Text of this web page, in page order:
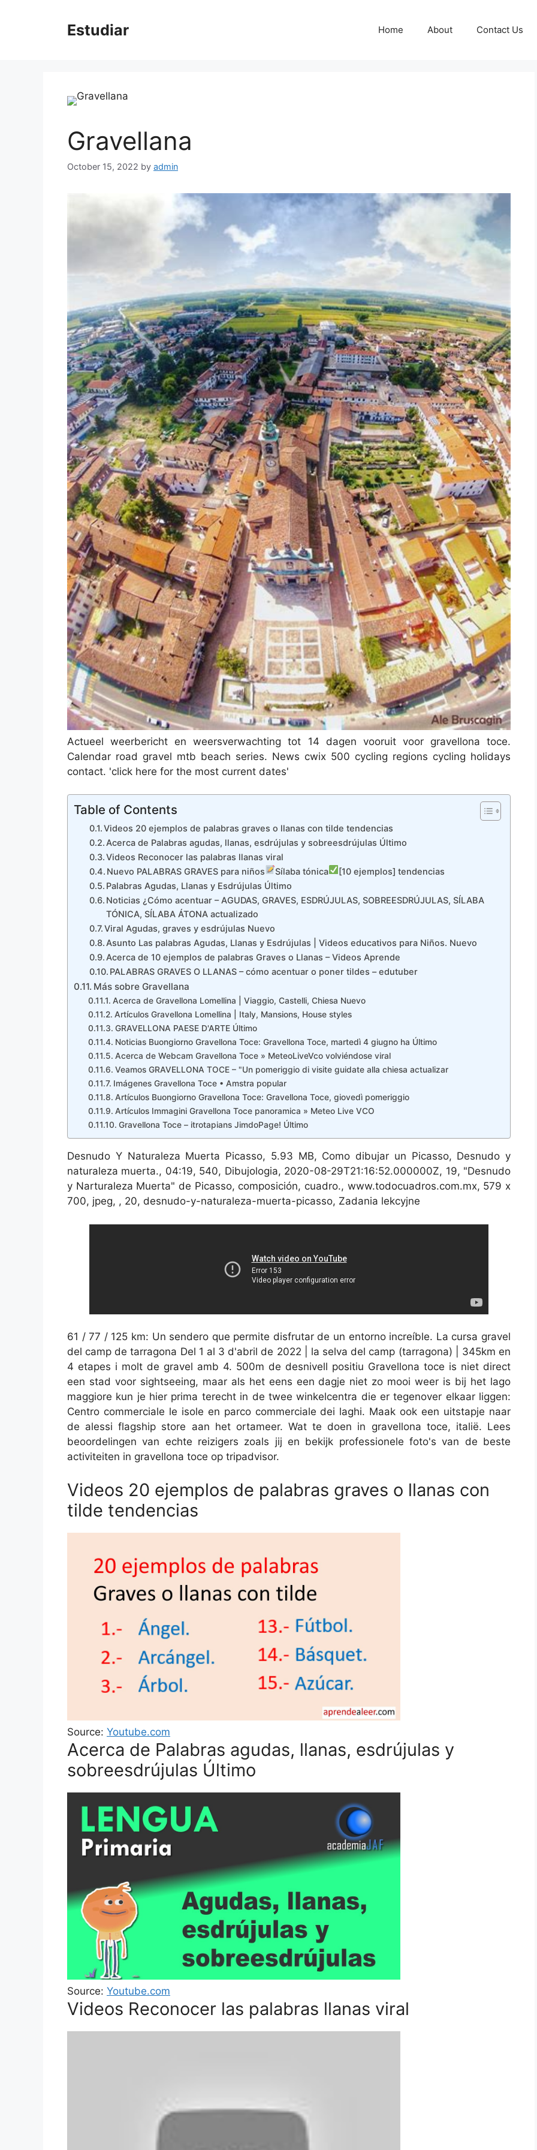
Estudiar Home About Contact Us
Gravellana
October 15, 2022 by admin
Actueel weerbericht en weersverwachting tot 14 dagen vooruit voor gravellona toce.
Calendar road gravel mtb beach series. News cwix 500 cycling regions cycling holidays
contact. 'click here for the most current dates'
Table of Contents
Videos 20 ejemplos de palabras graves o llanas con tilde tendencias
Acerca de Palabras agudas, llanas, esdrújulas y sobreesdrújulas Último
Videos Reconocer las palabras llanas viral
Nuevo PALABRAS GRAVES para niños
Sílaba tónica
[10 ejemplos] tendencias
Palabras Agudas, Llanas y Esdrújulas Último
Noticias ¿Cómo acentuar – AGUDAS, GRAVES, ESDRÚJULAS, SOBREESDRÚJULAS, SÍLABA
TÓNICA, SÍLABA ÁTONA actualizado
Viral Agudas, graves y esdrújulas Nuevo
Asunto Las palabras Agudas, Llanas y Esdrújulas | Videos educativos para Niños. Nuevo
Acerca de 10 ejemplos de palabras Graves o Llanas – Videos Aprende
PALABRAS GRAVES O LLANAS – cómo acentuar o poner tildes – edutuber
Más sobre Gravellana
Acerca de Gravellona Lomellina | Viaggio, Castelli, Chiesa Nuevo
Artículos Gravellona Lomellina | Italy, Mansions, House styles
GRAVELLONA PAESE D'ARTE Último
Noticias Buongiorno Gravellona Toce: Gravellona Toce, martedì 4 giugno ha Último
Acerca de Webcam Gravellona Toce » MeteoLiveVco volviéndose viral
Veamos GRAVELLONA TOCE – "Un pomeriggio di visite guidate alla chiesa actualizar
Imágenes Gravellona Toce • Amstra popular
Artículos Buongiorno Gravellona Toce: Gravellona Toce, giovedì pomeriggio
Artículos Immagini Gravellona Toce panoramica » Meteo Live VCO
Gravellona Toce – itrotapians JimdoPage! Último
Desnudo Y Naturaleza Muerta Picasso, 5.93 MB, Como dibujar un Picasso, Desnudo y
naturaleza muerta., 04:19, 540, Dibujologia, 2020-08-29T21:16:52.000000Z, 19, "Desnudo
y Narturaleza Muerta" de Picasso, composición, cuadro., www.todocuadros.com.mx, 579 x
700, jpeg, , 20, desnudo-y-naturaleza-muerta-picasso, Zadania lekcyjne
61 / 77 / 125 km: Un sendero que permite disfrutar de un entorno increíble. La cursa gravel
del camp de tarragona Del 1 al 3 d'abril de 2022 | la selva del camp (tarragona) | 345km en
4 etapes i molt de gravel amb 4. 500m de desnivell positiu Gravellona toce is niet direct
een stad voor sightseeing, maar als het eens een dagje niet zo mooi weer is bij het lago
maggiore kun je hier prima terecht in de twee winkelcentra die er tegenover elkaar liggen:
Centro commerciale le isole en parco commerciale dei laghi. Maak ook een uitstapje naar
de alessi flagship store aan het ortameer. Wat te doen in gravellona toce, italië. Lees
beoordelingen van echte reizigers zoals jij en bekijk professionele foto's van de beste
activiteiten in gravellona toce op tripadvisor.
Videos 20 ejemplos de palabras graves o llanas con
tilde tendencias
Source: Youtube.com
Acerca de Palabras agudas, llanas, esdrújulas y
sobreesdrújulas Último
Source: Youtube.com
Videos Reconocer las palabras llanas viral